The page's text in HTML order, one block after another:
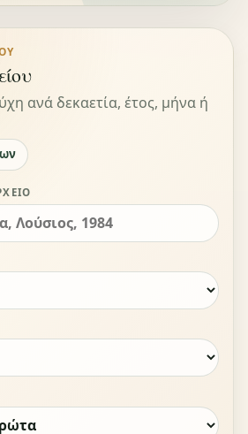
ανά δεκαετία, έτος, μήνα ή